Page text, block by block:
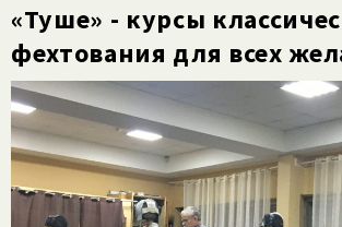
«Туше» - курсы
фехтования для всех